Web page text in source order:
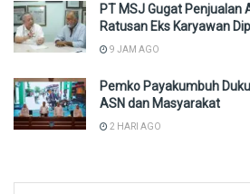
PT MSJ Gugat Penjualan
Ratusan Eks Karyawan
9 JAM AGO
Pemko Payakumbuh
ASN dan Masyarakat
2 HARI AGO